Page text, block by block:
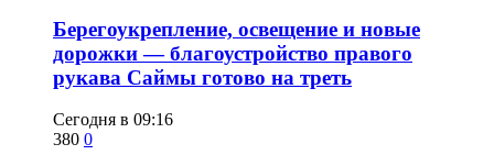
Берегоукрепление, освещение и новые
дорожки — благоустройство правого
рукава Саймы готово на треть
Сегодня в 09:16
380 0